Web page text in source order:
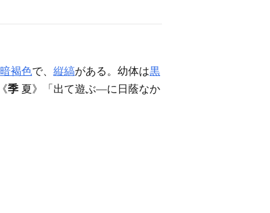
暗褐色で、 縦縞がある。幼体は黒
《季 夏》
「出て遊ぶ―に日蔭なか